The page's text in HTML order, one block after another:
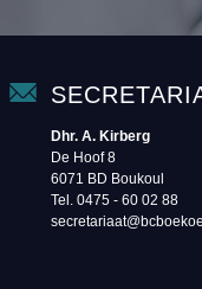
Dhr. A. Kirberg
De Hoof 8
6071 BD Boukoul
Tel. 0475 - 60 02 88‬